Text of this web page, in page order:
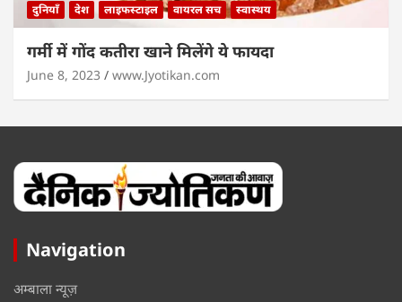
दुनियाँ देश लाइफस्टाइल वायरल सच स्वास्थय
गर्मी में गोंद कतीरा खाने मिलेंगे ये फायदा
June 8, 2023 www.Jyotikan.com
Navigation
अम्बाला न्यूज़